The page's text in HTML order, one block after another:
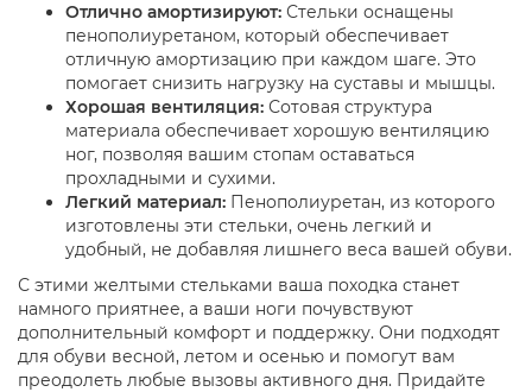
Отлично амортизируют: Стельки оснащены
пенополиуретаном, который обеспечивает
отличную амортизацию при каждом шаге. Это
помогает снизить нагрузку на суставы и мышцы.
Хорошая вентиляция: Сотовая структура
материала обеспечивает хорошую вентиляцию
ног, позволяя вашим стопам оставаться
прохладными и сухими.
Легкий материал: Пенополиуретан, из которого
изготовлены эти стельки, очень легкий и
удобный, не добавляя лишнего веса вашей обуви.
С этими желтыми стельками ваша походка станет
намного приятнее, а ваши ноги почувствуют
дополнительный комфорт и поддержку. Они подходят
для обуви весной, летом и осенью и помогут вам
преодолеть любые вызовы активного дня. Придайте